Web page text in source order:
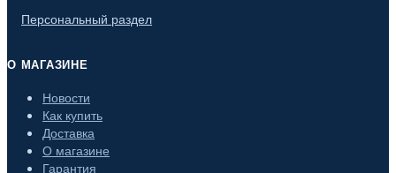
Персональный раздел
О МАГАЗИНЕ
Новости
Как купить
Доставка
О магазине
Гарантия